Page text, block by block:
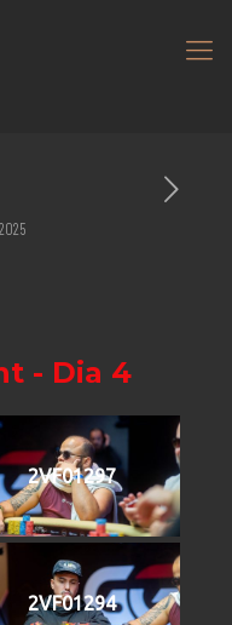
- Dia 4
2VF01297
2VF01294